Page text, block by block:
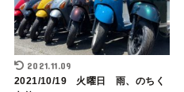
2021.11.09
2021/10/19 火曜日 雨、のちく